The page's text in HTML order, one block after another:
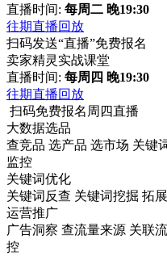
直播时间: 每周二 晚19:30
往期直播回放
扫码发送“直播”免费报名
卖家精灵实战课堂
直播时间: 每周四 晚19:30
往期直播回放
扫码免费报名周四直播
大数据选品
查竞品 选产品 选市场 关键
监控
关键词优化
关键词反查 关键词挖掘 拓
运营推广
广告洞察 查流量来源 关联
控